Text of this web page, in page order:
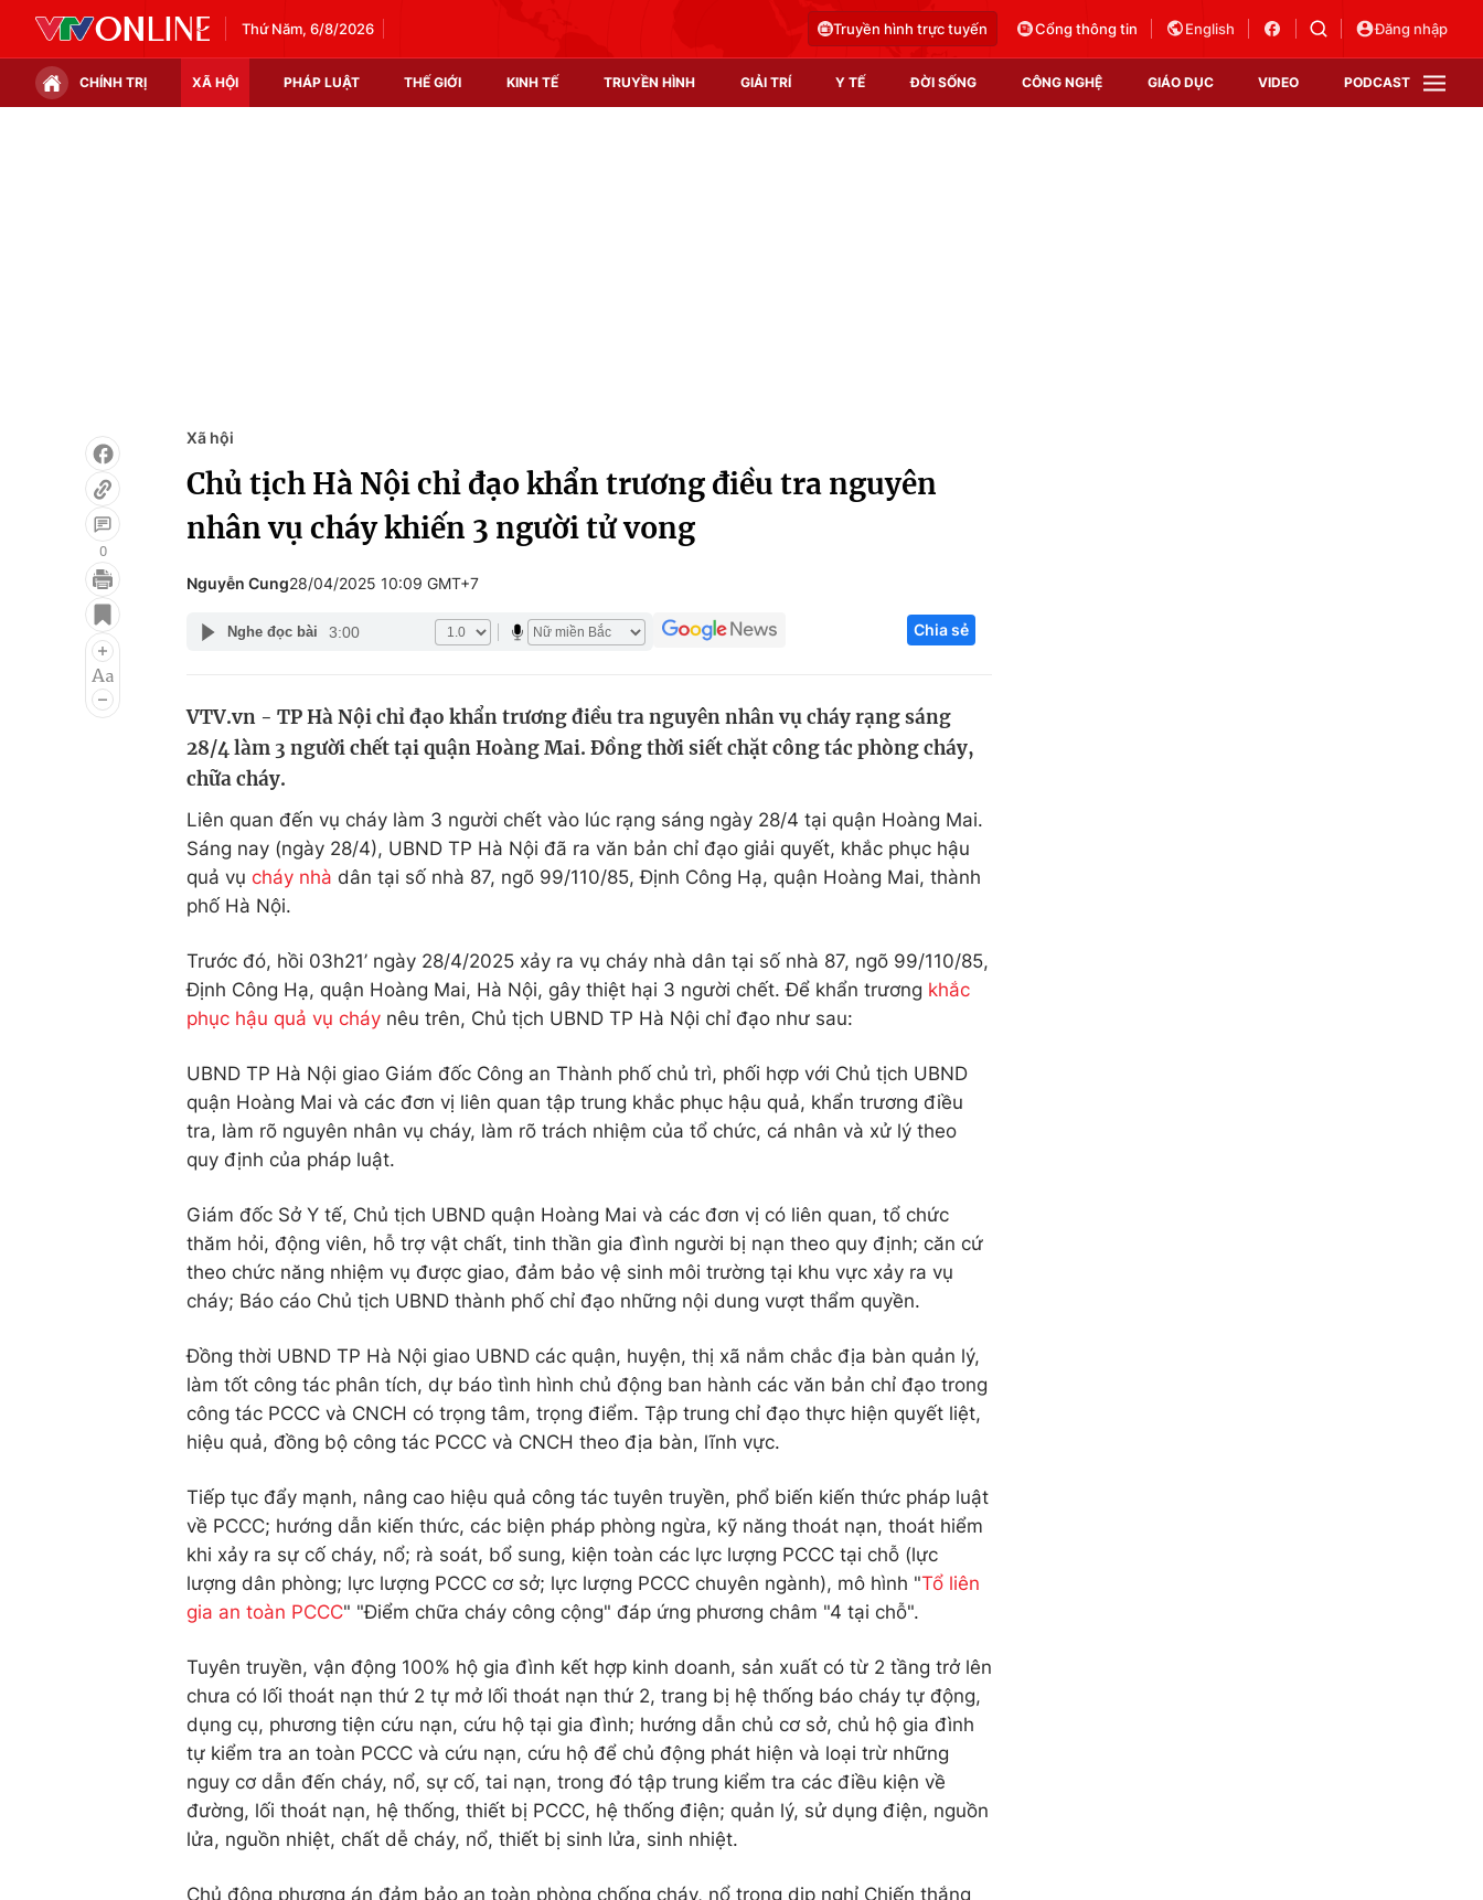
Thứ Năm, 6/8/2026 Truyền hình trực tuyến Cổng thông tin English Đăng nhập
CHÍNH TRỊ XÃ HỘI PHÁP LUẬT THẾ GIỚI KINH TẾ TRUYỀN HÌNH GIẢI TRÍ Y TẾ ĐỜI SỐNG CÔNG NGHỆ GIÁO DỤC VIDEO PODCAST
Infographic
Điện ảnh
Âm nhạc
Du lịch
Chất lượng cuộc sống
Tuyển sinh
Hitech Công nghệ tương lai
Thị trường
0
Xã hội
Chủ tịch Hà Nội chỉ đạo khẩn trương điều tra nguyên
nhân vụ cháy khiến 3 người tử vong
Nguyễn Cung28/04/2025 10:09 GMT+7
Nghe đọc bài 3:00 Chia sẻ
VTV.vn - TP Hà Nội chỉ đạo khẩn trương điều tra nguyên nhân vụ cháy rạng sáng
28/4 làm 3 người chết tại quận Hoàng Mai. Đồng thời siết chặt công tác phòng cháy,
chữa cháy.
Liên quan đến vụ cháy làm 3 người chết vào lúc rạng sáng ngày 28/4 tại quận Hoàng Mai.
Sáng nay (ngày 28/4), UBND TP Hà Nội đã ra văn bản chỉ đạo giải quyết, khắc phục hậu
quả vụ cháy nhà dân tại số nhà 87, ngõ 99/110/85, Định Công Hạ, quận Hoàng Mai, thành
phố Hà Nội.
Trước đó, hồi 03h21’ ngày 28/4/2025 xảy ra vụ cháy nhà dân tại số nhà 87, ngõ 99/110/85,
Định Công Hạ, quận Hoàng Mai, Hà Nội, gây thiệt hại 3 người chết. Để khẩn trương khắc
phục hậu quả vụ cháy nêu trên, Chủ tịch UBND TP Hà Nội chỉ đạo như sau:
UBND TP Hà Nội giao Giám đốc Công an Thành phố chủ trì, phối hợp với Chủ tịch UBND
quận Hoàng Mai và các đơn vị liên quan tập trung khắc phục hậu quả, khẩn trương điều
tra, làm rõ nguyên nhân vụ cháy, làm rõ trách nhiệm của tổ chức, cá nhân và xử lý theo
quy định của pháp luật.
Giám đốc Sở Y tế, Chủ tịch UBND quận Hoàng Mai và các đơn vị có liên quan, tổ chức
thăm hỏi, động viên, hỗ trợ vật chất, tinh thần gia đình người bị nạn theo quy định; căn cứ
theo chức năng nhiệm vụ được giao, đảm bảo vệ sinh môi trường tại khu vực xảy ra vụ
cháy; Báo cáo Chủ tịch UBND thành phố chỉ đạo những nội dung vượt thẩm quyền.
Đồng thời UBND TP Hà Nội giao UBND các quận, huyện, thị xã nắm chắc địa bàn quản lý,
làm tốt công tác phân tích, dự báo tình hình chủ động ban hành các văn bản chỉ đạo trong
công tác PCCC và CNCH có trọng tâm, trọng điểm. Tập trung chỉ đạo thực hiện quyết liệt,
hiệu quả, đồng bộ công tác PCCC và CNCH theo địa bàn, lĩnh vực.
Tiếp tục đẩy mạnh, nâng cao hiệu quả công tác tuyên truyền, phổ biến kiến thức pháp luật
về PCCC; hướng dẫn kiến thức, các biện pháp phòng ngừa, kỹ năng thoát nạn, thoát hiểm
khi xảy ra sự cố cháy, nổ; rà soát, bổ sung, kiện toàn các lực lượng PCCC tại chỗ (lực
lượng dân phòng; lực lượng PCCC cơ sở; lực lượng PCCC chuyên ngành), mô hình "Tổ liên
gia an toàn PCCC" "Điểm chữa cháy công cộng" đáp ứng phương châm "4 tại chỗ".
Tuyên truyền, vận động 100% hộ gia đình kết hợp kinh doanh, sản xuất có từ 2 tầng trở lên
chưa có lối thoát nạn thứ 2 tự mở lối thoát nạn thứ 2, trang bị hệ thống báo cháy tự động,
dụng cụ, phương tiện cứu nạn, cứu hộ tại gia đình; hướng dẫn chủ cơ sở, chủ hộ gia đình
tự kiểm tra an toàn PCCC và cứu nạn, cứu hộ để chủ động phát hiện và loại trừ những
nguy cơ dẫn đến cháy, nổ, sự cố, tai nạn, trong đó tập trung kiểm tra các điều kiện về
đường, lối thoát nạn, hệ thống, thiết bị PCCC, hệ thống điện; quản lý, sử dụng điện, nguồn
lửa, nguồn nhiệt, chất dễ cháy, nổ, thiết bị sinh lửa, sinh nhiệt.
Chủ động phương án đảm bảo an toàn phòng chống cháy, nổ trong dịp nghỉ Chiến thắng